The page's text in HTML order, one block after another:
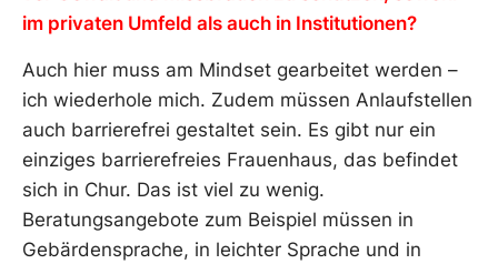
im privaten Umfeld als auch in Institutionen?
Auch hier muss am Mindset gearbeitet werden –
ich wiederhole mich. Zudem müssen Anlaufstellen
auch barrierefrei gestaltet sein. Es gibt nur ein
einziges barrierefreies Frauenhaus, das befindet
sich in Chur. Das ist viel zu wenig.
Beratungsangebote zum Beispiel müssen in
Gebärdensprache, in leichter Sprache und in